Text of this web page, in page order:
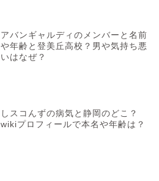
アバンギャルディのメンバーと名前
や年齢と登美丘高校？男や気持ち悪
いはなぜ？
しスコんずの病気と静岡のどこ？
wikiプロフィールで本名や年齢は？